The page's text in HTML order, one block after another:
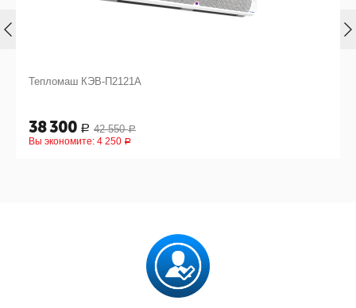
Тепломаш КЭВ-П2121А
38 300 Р 42 550 Р
Вы экономите: 4 250 Р